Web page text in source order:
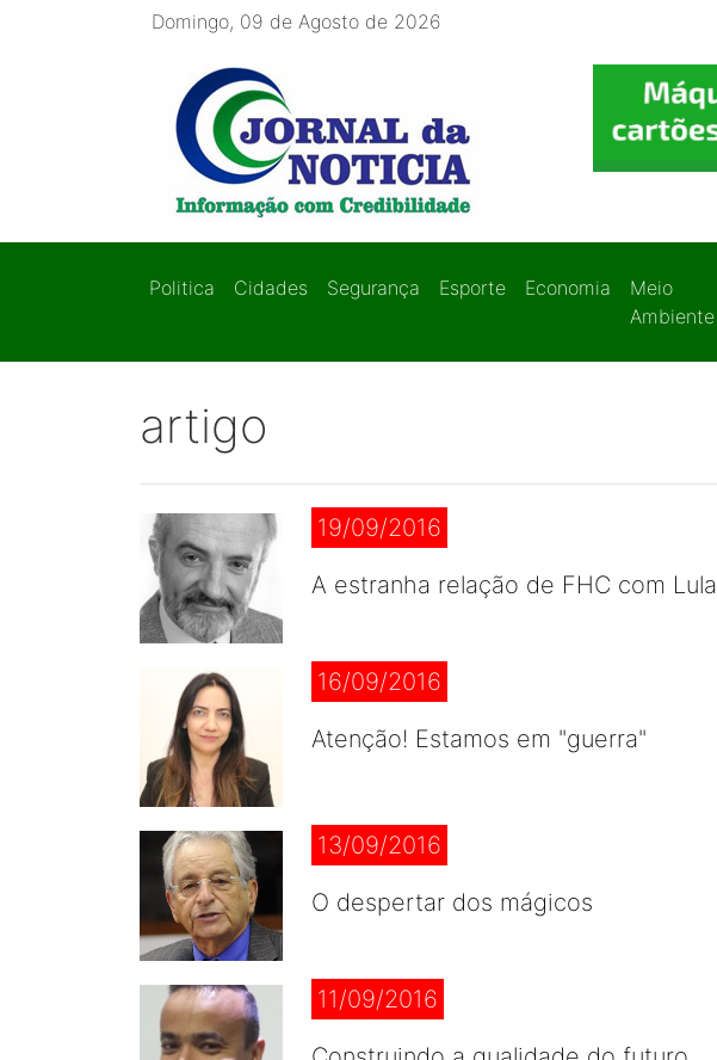
Domingo, 09 de Agosto de 2026
Politica Cidades Segurança Esporte Economia
Meio
Ambiente
artigo
19/09/2016
A estranha relação de FHC com Lula
16/09/2016
Atenção! Estamos em "guerra"
13/09/2016
O despertar dos mágicos
11/09/2016